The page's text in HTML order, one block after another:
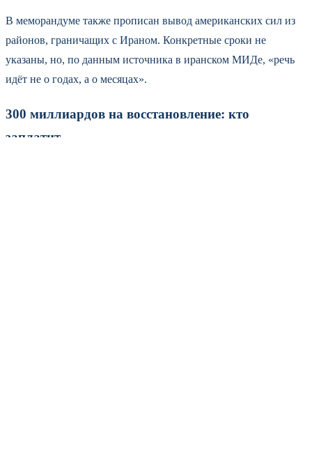
В меморандуме также прописан вывод американских сил из
районов, граничащих с Ираном. Конкретные сроки не
указаны, но, по данным источника в иранском МИДе, «речь
идёт не о годах, а о месяцах».
300 миллиардов на восстановление: кто
заплатит